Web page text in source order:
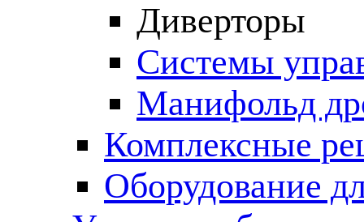
Диверторы
Системы
Манифольд
Комплексные
Оборудование